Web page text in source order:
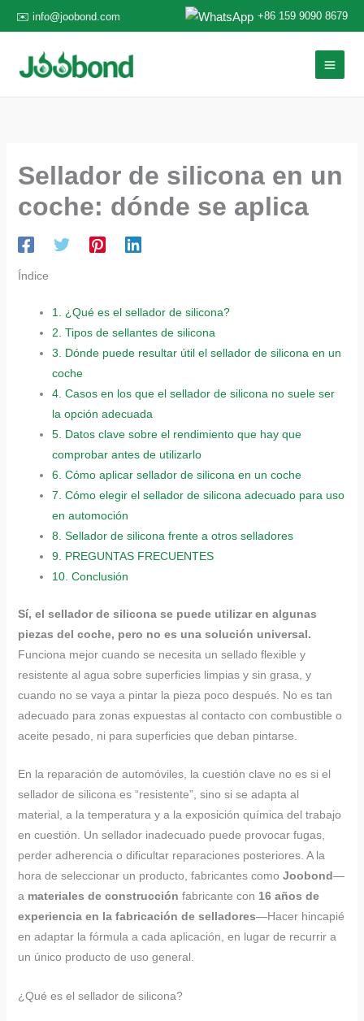
al
contenido
✉️ info@joobond.com +86 159 9090 8679
Sellador de silicona en un
coche: dónde se aplica
Índice
1. ¿Qué es el sellador de silicona?
2. Tipos de sellantes de silicona
3. Dónde puede resultar útil el sellador de silicona en un
coche
4. Casos en los que el sellador de silicona no suele ser
la opción adecuada
5. Datos clave sobre el rendimiento que hay que
comprobar antes de utilizarlo
6. Cómo aplicar sellador de silicona en un coche
7. Cómo elegir el sellador de silicona adecuado para uso
en automoción
8. Sellador de silicona frente a otros selladores
9. PREGUNTAS FRECUENTES
10. Conclusión
Sí, el sellador de silicona se puede utilizar en algunas
piezas del coche, pero no es una solución universal.
Funciona mejor cuando se necesita un sellado flexible y
resistente al agua sobre superficies limpias y sin grasa, y
cuando no se vaya a pintar la pieza poco después. No es tan
adecuado para zonas expuestas al contacto con combustible o
aceite pesado, ni para superficies que deban pintarse.
En la reparación de automóviles, la cuestión clave no es si el
sellador de silicona es “resistente”, sino si se adapta al
material, a la temperatura y a la exposición química del trabajo
en cuestión. Un sellador inadecuado puede provocar fugas,
perder adherencia o dificultar reparaciones posteriores. A la
hora de seleccionar un producto, fabricantes como Joobond—
a materiales de construcción fabricante con 16 años de
experiencia en la fabricación de selladores—Hacer hincapié
en adaptar la fórmula a cada aplicación, en lugar de recurrir a
un único producto de uso general.
¿Qué es el sellador de silicona?